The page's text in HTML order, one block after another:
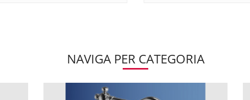
NAVIGA PER CATEGORIA